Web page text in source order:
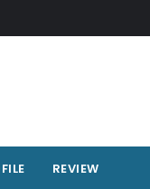
REVIEW